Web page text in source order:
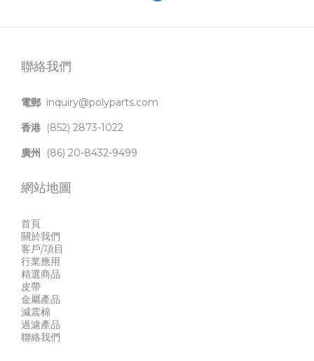
聯絡我們
電郵 inquiry@polyparts.com
香港 (852) 2873-1022
廣州
(86) 20-8432-9499
網站地圖
首頁
關於我們
客戶/項目
行業應用
精選商品
皮帶
金屬產品
減震棉
過濾產品
聯絡我們